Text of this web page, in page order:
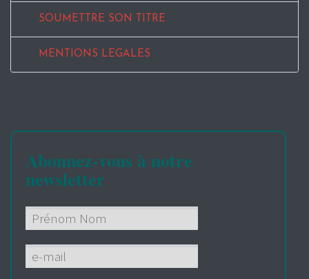
SOUMETTRE SON TITRE
MENTIONS LEGALES
Abonnez-vous à notre
newsletter